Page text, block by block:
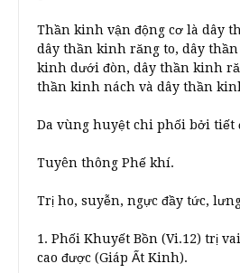
Thần kinh vận động cơ là dây
dây thần kinh răng to, dây
kinh dưới đòn, dây thần kinh
thần kinh nách và dây thần
Da vùng huyệt chi phối bởi tiết
Tuyên thông Phế khí.
Trị ho, suyễn, ngực đầy tức,
1. Phối Khuyết Bồn (Vi.12) trị
cao được (Giáp Ất Kinh).